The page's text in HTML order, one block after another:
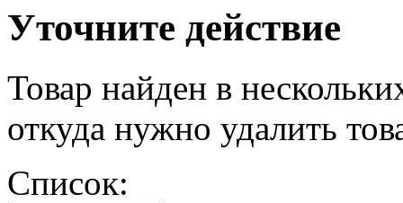
Уточните действие
Товар найден в
откуда нужно удалить
Список: